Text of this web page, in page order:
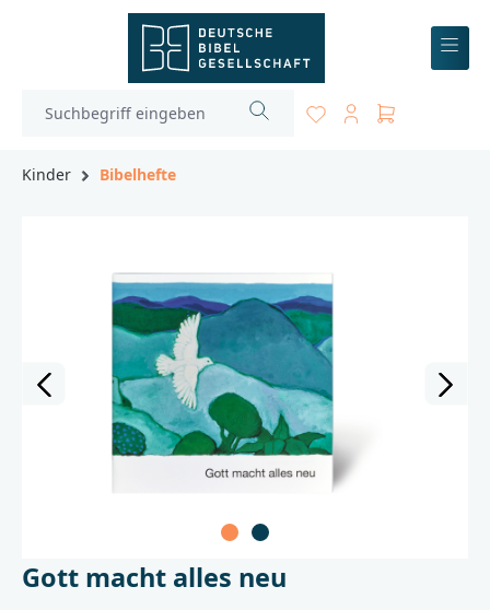
Kinder Bibelhefte
Gott macht alles neu